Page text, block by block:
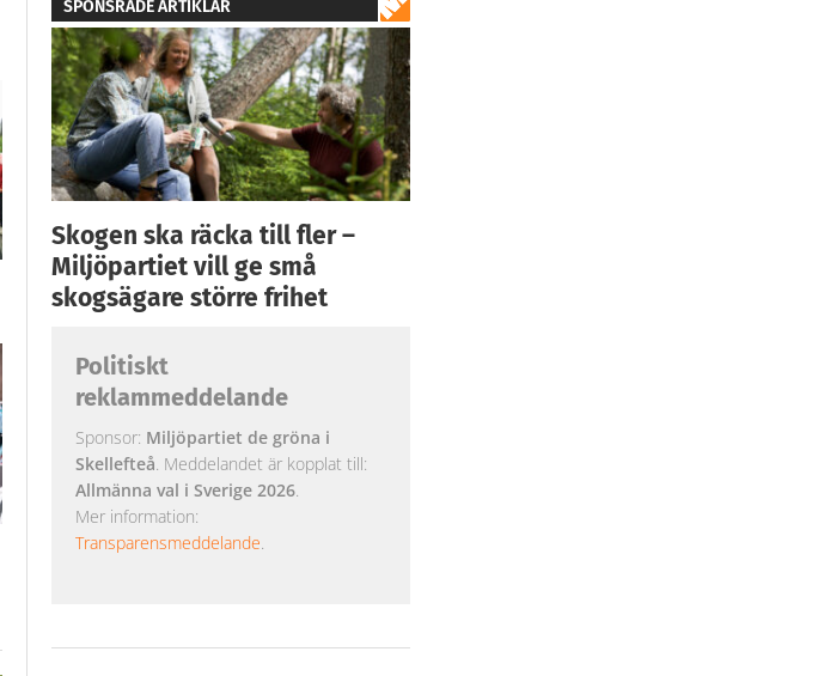
SPONSRADE ARTIKLAR
Skogen ska räcka till fler –
Miljöpartiet vill ge små
skogsägare större frihet
Politiskt
reklammeddelande
Sponsor: Miljöpartiet de gröna i
Skellefteå. Meddelandet är kopplat till:
Allmänna val i Sverige 2026.
Mer information:
Transparensmeddelande.